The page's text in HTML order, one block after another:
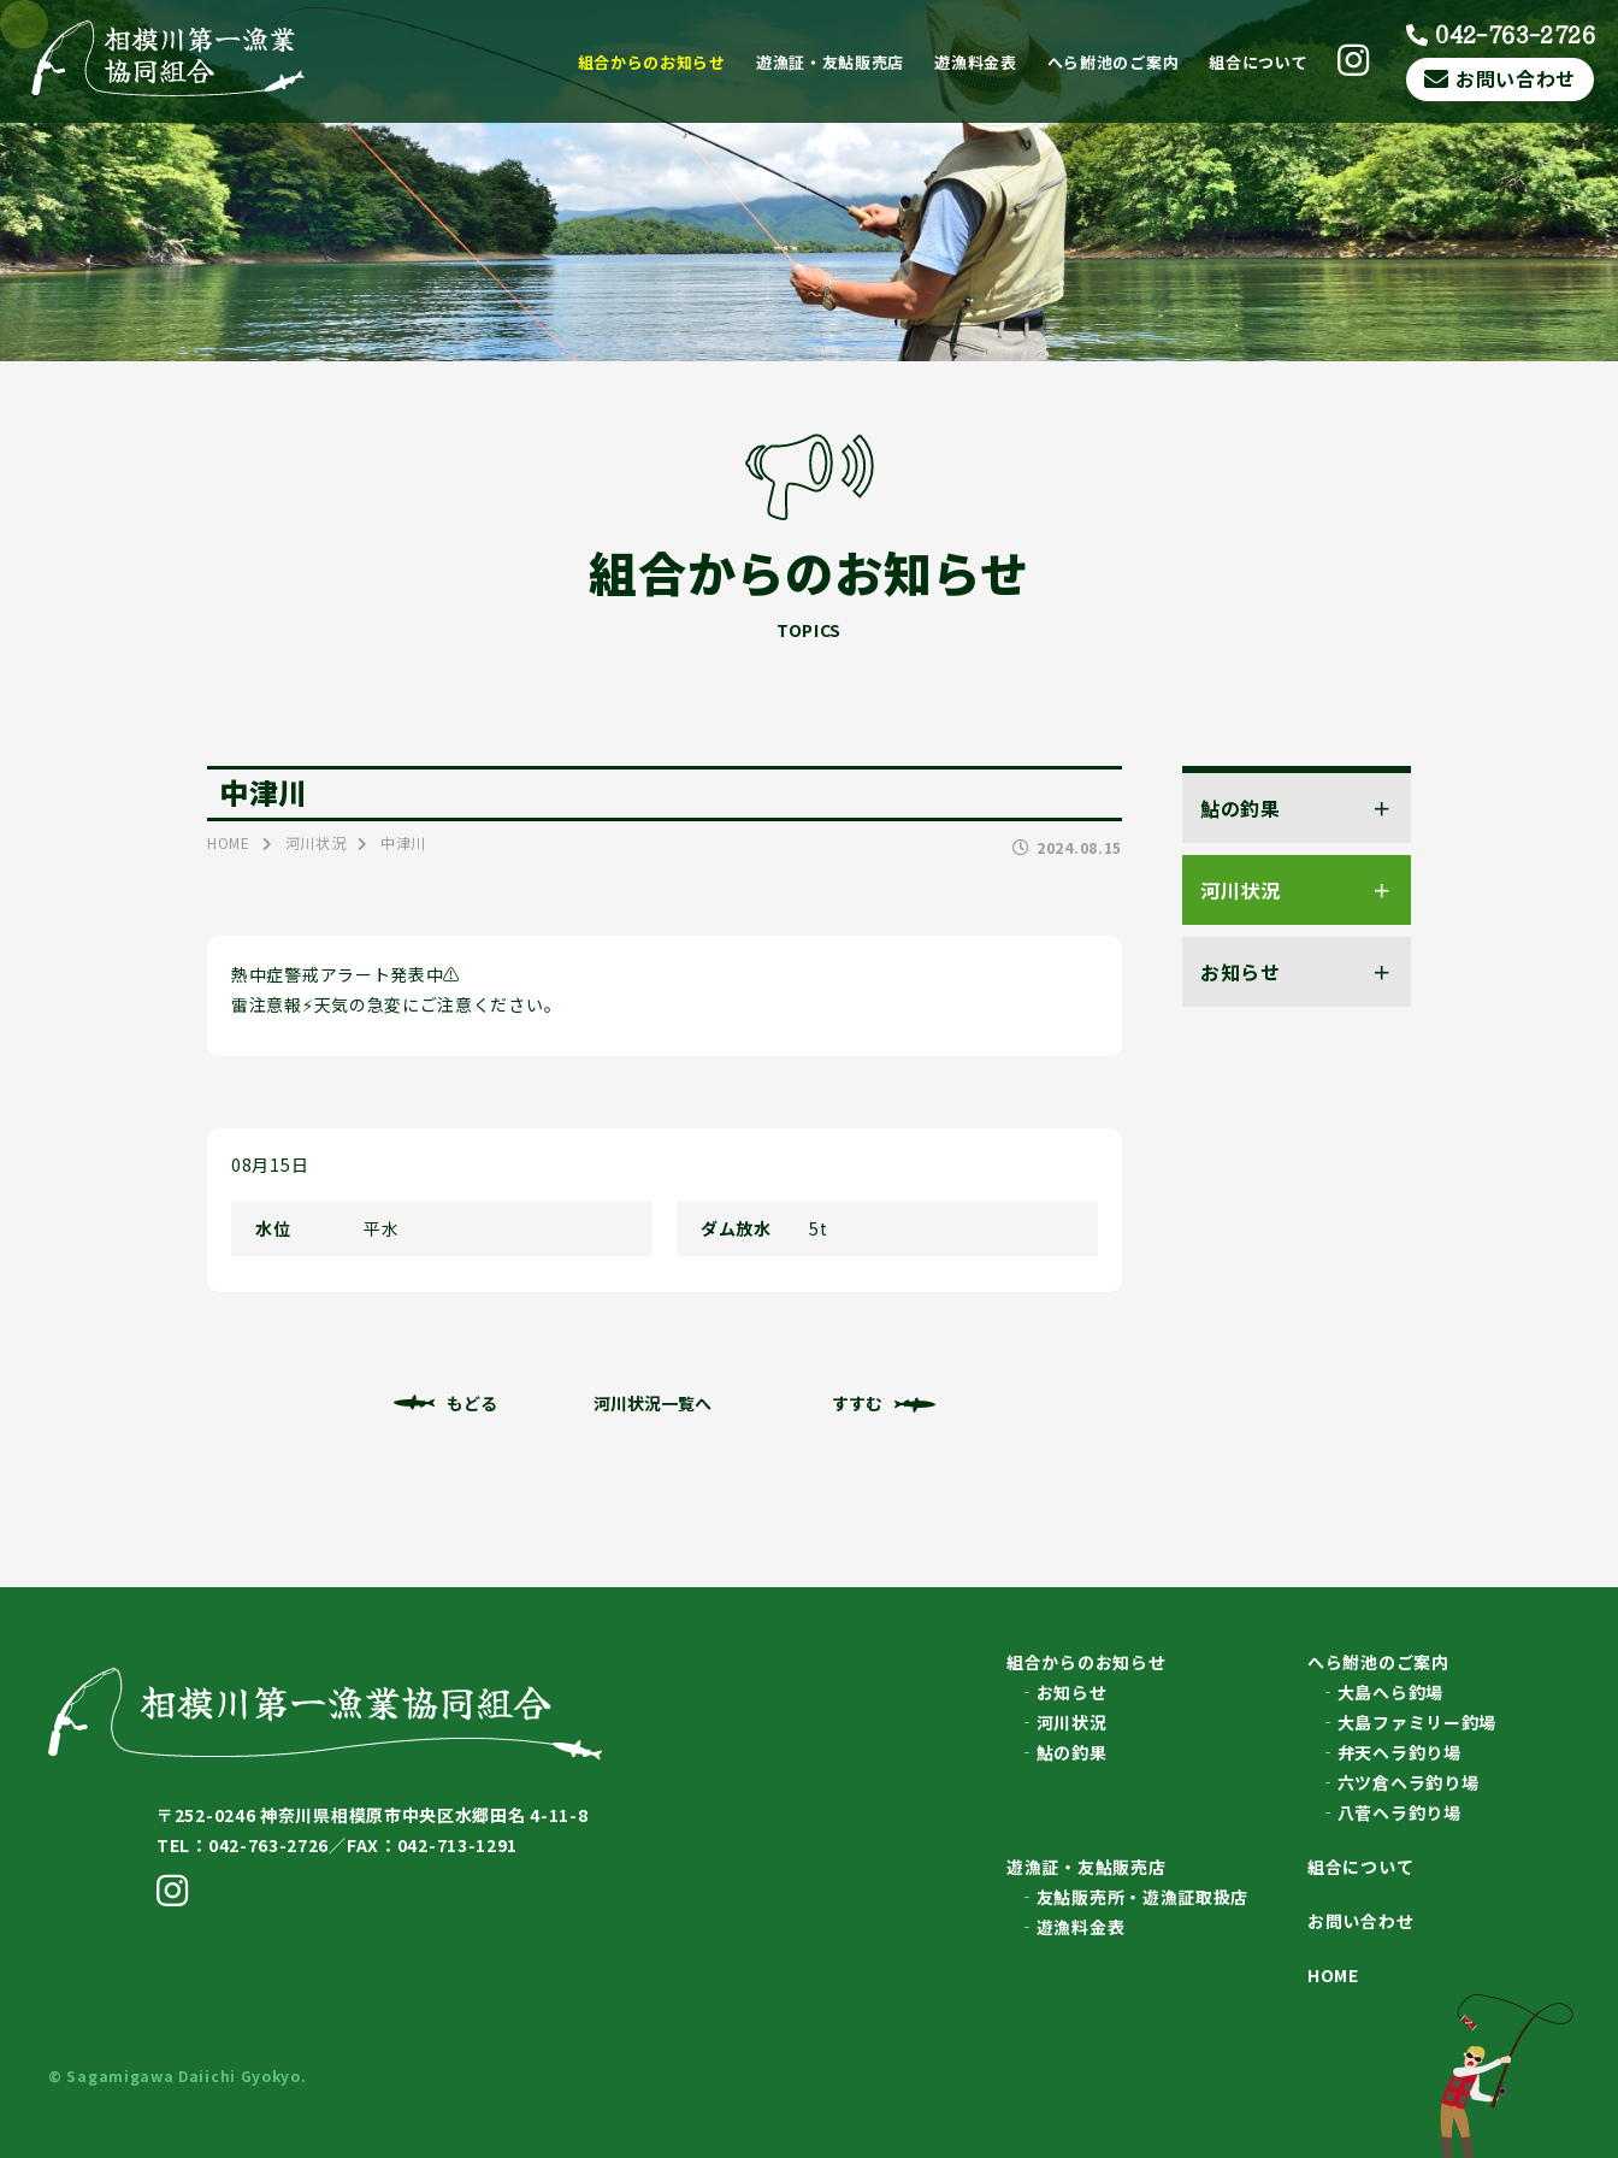
組合からのお知らせ 遊漁証・友鮎販売店 遊漁料金表 へら鮒池のご案内 組合について
042-763-2726
お問い合わせ
組合からのお知らせ
TOPICS
中津川
HOME 河川状況 中津川 2024.08.15
熱中症警戒アラート発表中⚠
雷注意報⚡天気の急変にご注意ください。
08月15日
水位 平水 ダム放水 5t
もどる 河川状況一覧へ すすむ
鮎の釣果
河川状況
お知らせ
〒252-0246 神奈川県相模原市中央区水郷田名 4-11-8
TEL：042-763-2726／FAX：042-713-1291
組合からのお知らせ
お知らせ
河川状況
鮎の釣果
へら鮒池のご案内
大島へら釣場
大島ファミリー釣場
弁天ヘラ釣り場
六ツ倉ヘラ釣り場
八菅ヘラ釣り場
遊漁証・友鮎販売店
友鮎販売所・遊漁証取扱店
遊漁料金表
組合について
お問い合わせ
HOME
© Sagamigawa Daiichi Gyokyo.